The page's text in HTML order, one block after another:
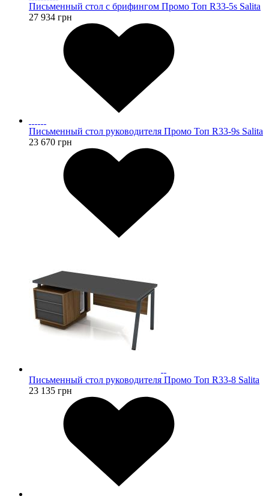
Письменный стол с брифингом Промо Топ R33-5s Salita
27 934 грн
Письменный стол руководителя Промо Топ R33-9s Salita
23 670 грн
Письменный стол руководителя Промо Топ R33-8 Salita
23 135 грн